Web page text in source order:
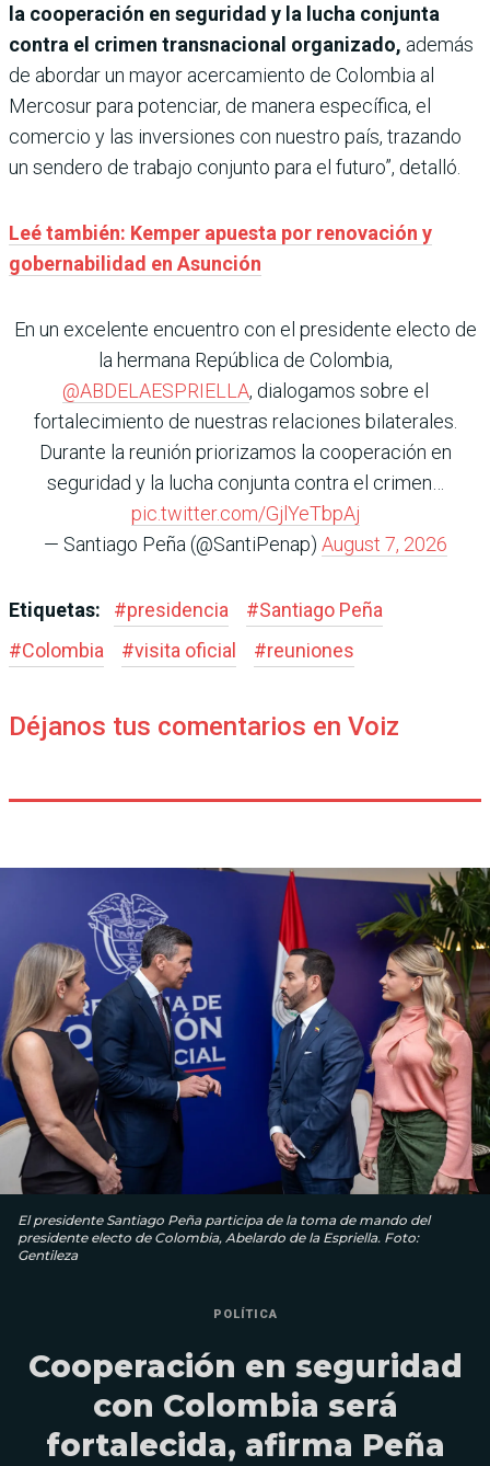
la cooperación en seguridad y la lucha conjunta
contra el crimen transnacional organizado, además
de abordar un mayor acercamiento de Colombia al
Mercosur para potenciar, de manera específica, el
comercio y las inversiones con nuestro país, trazando
un sendero de trabajo conjunto para el futuro”, detalló.
Leé también: Kemper apuesta por renovación y
gobernabilidad en Asunción
En un excelente encuentro con el presidente electo de
la hermana República de Colombia,
@ABDELAESPRIELLA, dialogamos sobre el
fortalecimiento de nuestras relaciones bilaterales.
Durante la reunión priorizamos la cooperación en
seguridad y la lucha conjunta contra el crimen…
pic.twitter.com/GjlYeTbpAj
— Santiago Peña (@SantiPenap) August 7, 2026
Etiquetas: #presidencia #Santiago Peña
#Colombia #visita oficial #reuniones
Déjanos tus comentarios en Voiz
El presidente Santiago Peña participa de la toma de mando del
presidente electo de Colombia, Abelardo de la Espriella. Foto:
Gentileza
POLÍTICA
Cooperación en seguridad
con Colombia será
fortalecida, afirma Peña